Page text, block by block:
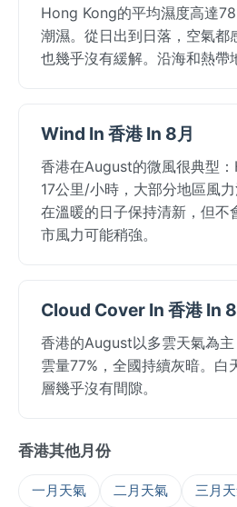
Hong Kong的平均濕度高達
潮濕。從日出到日落，空氣都
也幾乎沒有緩解。沿海和熱帶
Wind In 香港 In 8月
香港在August的微風很典型
17公里/小時，大部分地區風
在溫暖的日子保持清新，但不
市風力可能稍強。
Cloud Cover In 香港 In
香港的August以多雲天氣為
雲量77%，全國持續灰暗。白
層幾乎沒有間隙。
香港其他月份
一月天氣 二月天氣 三月